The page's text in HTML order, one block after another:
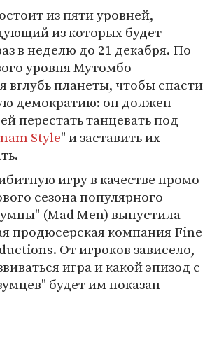
из пяти уровней,
из которых будет
в неделю до 21 декабря. По
уровня Мутомбо
вглубь планеты, чтобы спасти
демократию: он должен
перестать танцевать под
Style" и заставить их
игру в качестве промо-
сезона популярного
(Mad Men) выпустила
продюсерская компания Fine
От игроков зависело,
игра и какой эпизод с
будет им показан